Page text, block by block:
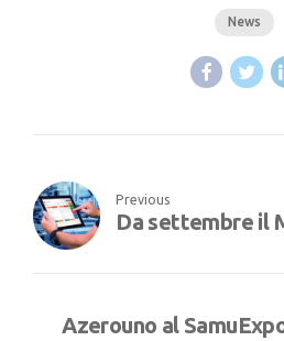
News
Previous
Da settembre il
Azerouno al